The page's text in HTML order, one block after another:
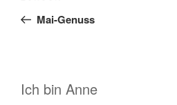
BeitragMai-Genuss
Ich bin Anne